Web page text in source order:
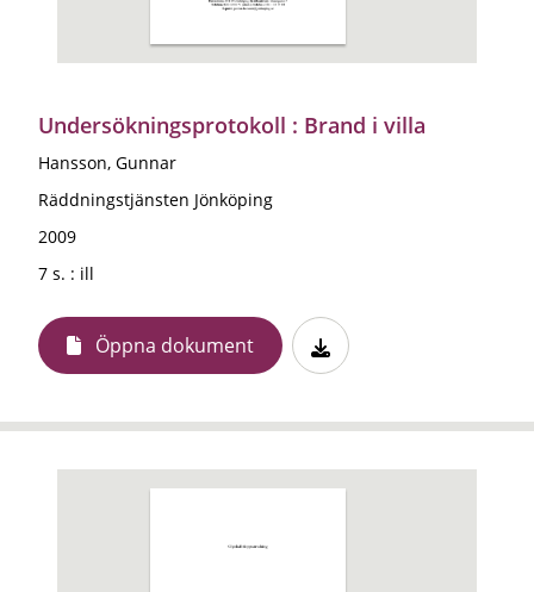
Undersökningsprotokoll : Brand i villa
Hansson, Gunnar
Räddningstjänsten Jönköping
2009
7 s. : ill
Öppna dokument